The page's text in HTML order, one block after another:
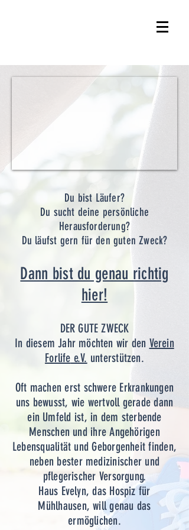
Du bist Läufer?
Du sucht deine persönliche
Herausforderung?
Du läufst gern für den guten Zweck?
Dann bist du genau richtig
hier!
​DER GUTE ZWECK
In diesem Jahr möchten wir den Verein
Forlife e.V. unterstützen.
Oft machen erst schwere Erkrankungen
uns bewusst, wie wertvoll gerade dann
ein Umfeld ist, in dem sterbende
Menschen und ihre Angehörigen
Lebensqualität und Geborgenheit finden,
neben bester medizinischer und
pflegerischer Versorgung.
Haus Evelyn, das Hospiz für
Mühlhausen, will genau das
ermöglichen.